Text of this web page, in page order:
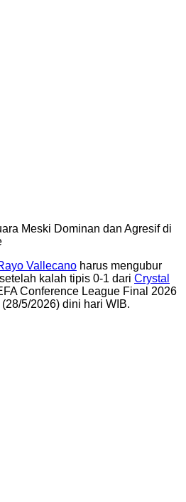
Meski Dominan dan Agresif di
Vallecano harus mengubur
kalah tipis 0-1 dari Crystal
Conference League Final 2026
5/2026) dini hari WIB.